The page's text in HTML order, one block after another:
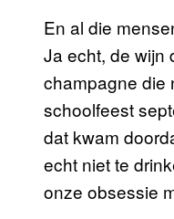
En al die
Ja echt, de wijn
champagne die
schoolfeest
dat kwam
echt niet te
onze obsessie